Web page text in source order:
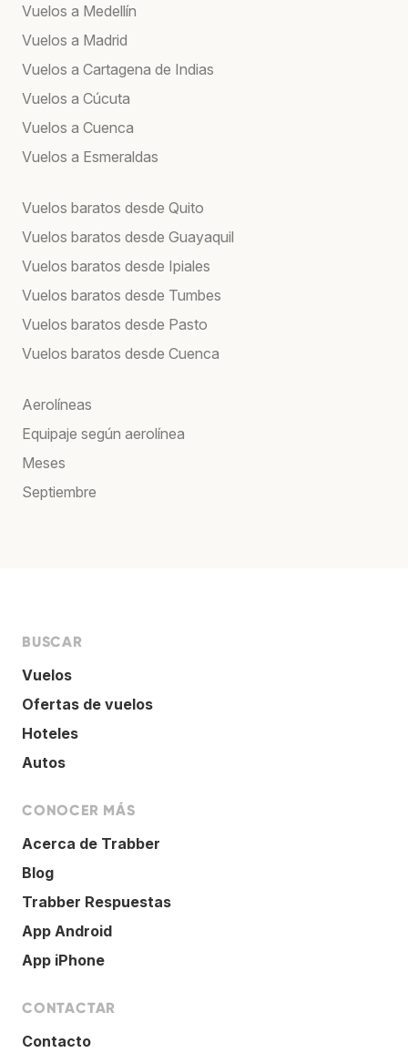
Vuelos a Medellín
Vuelos a Madrid
Vuelos a Cartagena de Indias
Vuelos a Cúcuta
Vuelos a Cuenca
Vuelos a Esmeraldas
Vuelos baratos desde Quito
Vuelos baratos desde Guayaquil
Vuelos baratos desde Ipiales
Vuelos baratos desde Tumbes
Vuelos baratos desde Pasto
Vuelos baratos desde Cuenca
Aerolíneas
Equipaje según aerolínea
Meses
Septiembre
BUSCAR
Vuelos
Ofertas de vuelos
Hoteles
Autos
CONOCER MÁS
Acerca de Trabber
Blog
Trabber Respuestas
App Android
App iPhone
CONTACTAR
Contacto